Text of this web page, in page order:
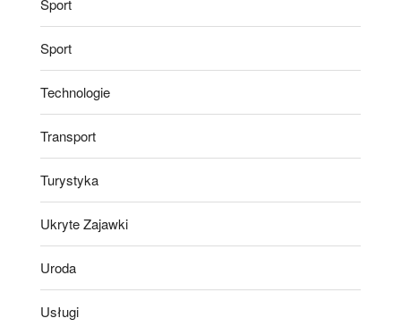
Sport
Technologie
Transport
Turystyka
Ukryte Zajawki
Uroda
Usługi